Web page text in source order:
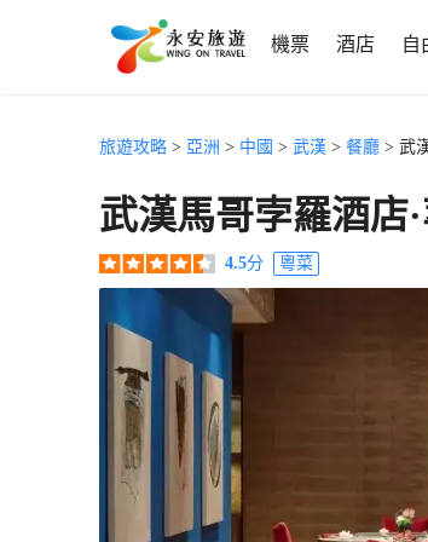
機票 酒店 自
旅遊攻略 > 亞洲 > 中國 > 武漢 > 餐廳 > 武
武漢馬哥孛羅酒店
4.5分 粵菜